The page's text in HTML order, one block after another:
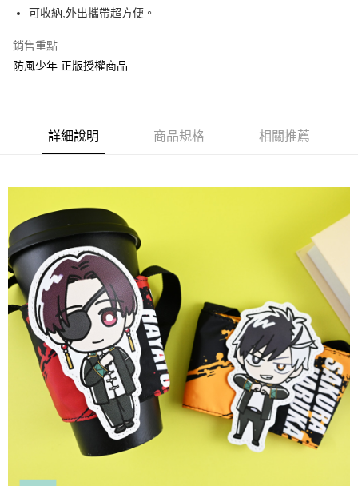
悠遊付
AFTEE先享後付
相關說明
２．便利：只要手機號碼，簡訊認證，即可結帳。
１．於結帳方式選擇「AFTEE先享後付」後，將跳轉至「AFTEE先享後付」
結帳頁面，進行簡訊認證並確認金額後，即可完成結帳。
２．訂單成立數日內，您將收到繳費通知簡訊。
３．收到繳費通知簡訊後14天內，點擊此簡訊中的連結，可透過四大超商／
ATM／網路銀行／等多元方式進行付款，方視為交易完成。
※ 請注意：結帳手續完成當下不需立刻繳費，但若您需要取消訂單，請聯絡
購買商品的店家。未經商家同意取消之訂單仍視為有效，需透過AFTEE先享
後付繳納相關費用。
※ 交易是否成功請以「AFTEE先享後付 」之結帳頁面顯示為準，若有關於
是否繳費成功／繳費後需取消欲退款等相關疑問，請聯繫「AFTEE先享後付
客戶支援中心」https://netprotections.freshdesk.com/support/home
【注意事項】
１．透過由恩沛科技股份有限公司提供之「AFTEE先享後付」服務完成之交
易，需依本服務之必要範圍內提供個人資料，並將交易相關給付款項請求債
權轉讓予恩沛科技股份有限公司。
２．關於個人資料處理事宜，請瀏覽以下網址：
https://aftee.tw/terms/#terms3
３．未成年的使用者請事先徵得法定代理人或監護人之同意方可使用
任。
全家付款取貨
每筆NT$60，滿NT$499(含以上)免運費
7-11付款取貨
每筆NT$60，滿NT$499(含以上)免運費
付款後7-11取貨
每筆NT$60，滿NT$499(含以上)免運費
每筆NT$120，滿NT$499(含以上)免運費
海外宅配 查看運費
可收納,外出攜帶超方便。
銷售重點
防風少年 正版授權商品
詳細說明 商品規格 相關推薦